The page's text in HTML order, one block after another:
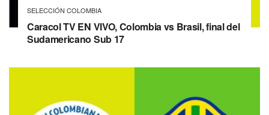
SELECCIÓN COLOMBIA
Caracol TV EN VIVO, Colombia vs Brasil, final del
Sudamericano Sub 17